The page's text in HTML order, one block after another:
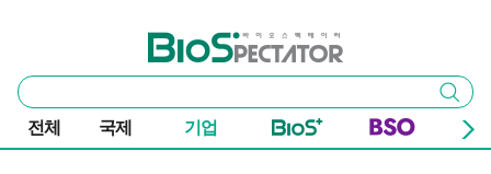
바이오스펙테이터
통
합
검
색
검색
전체 국제 기업